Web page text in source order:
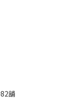
舖